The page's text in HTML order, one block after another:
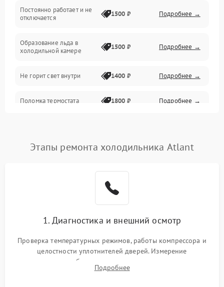
Постоянно работает и не
отключается
1500 ₽ Подробнее →
Образование льда в
холодильной камере
1500 ₽ Подробнее →
Не горит свет внутри 1400 ₽ Подробнее →
Поломка термостата 1800 ₽ Подробнее →
Поломка системы No Frost 2600 ₽ Подробнее →
работе
2000 ₽ Подробнее →
1000 ₽
Этапы ремонта холодильника Atlant
1. Диагностика и внешний осмотр
Проверка температурных режимов, работы компрессора и
целостности уплотнителей дверей. Измерение
сопротивления обмоток мотора, проверка термостата и
считывание кодов ошибок с электронного дисплея.
Подробнее